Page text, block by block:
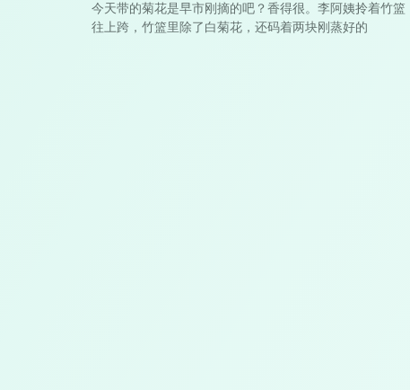
今天带的菊花是早市刚摘的吧？香得很。李阿姨拎着竹篮
往上跨，竹篮里除了白菊花，还码着两块刚蒸好的